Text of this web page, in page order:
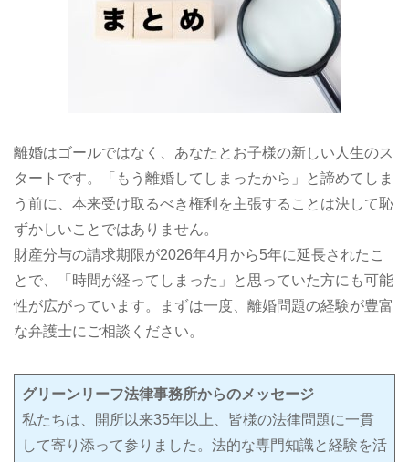
離婚はゴールではなく、あなたとお子様の新しい人生のス
タートです。「もう離婚してしまったから」と諦めてしま
う前に、本来受け取るべき権利を主張することは決して恥
ずかしいことではありません。
財産分与の請求期限が2026年4月から5年に延長されたこ
とで、「時間が経ってしまった」と思っていた方にも可能
性が広がっています。まずは一度、離婚問題の経験が豊富
な弁護士にご相談ください。
グリーンリーフ法律事務所からのメッセージ
私たちは、開所以来35年以上、皆様の法律問題に一貫
して寄り添って参りました。法的な専門知識と経験を活